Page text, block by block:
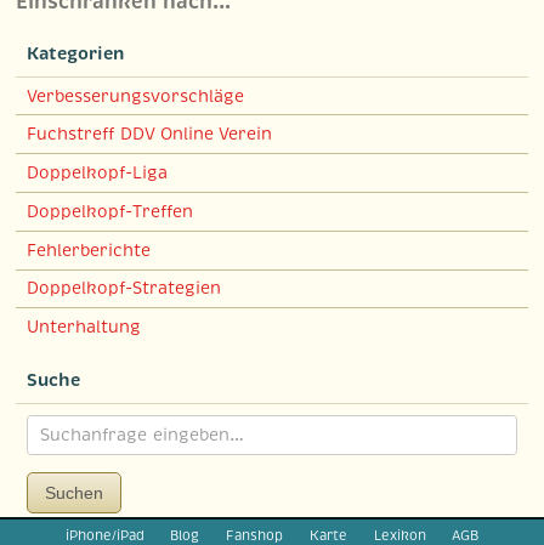
Kategorien
Verbesserungsvorschläge
Fuchstreff DDV Online Verein
Doppelkopf-Liga
Doppelkopf-Treffen
Fehlerberichte
Doppelkopf-Strategien
Unterhaltung
Suche
Suchen
iPhone/iPad Blog Fanshop Karte Lexikon AGB